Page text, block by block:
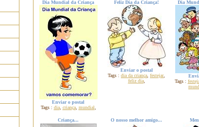
Dia Mundial da Criança
Enviar o postal
Tags : dia, criança, mundial
Feliz Dia da Criança!
Enviar o postal
Tags : dia da criança festejar,
feliz dia,
Dia
Tags :
Criança... O nosso melhor amigo...